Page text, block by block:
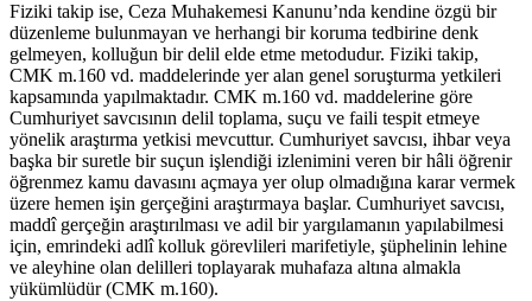
Fiziki takip ise, Ceza Muhakemesi Kanunu’nda kendine özgü bir
düzenleme bulunmayan ve herhangi bir koruma tedbirine denk
gelmeyen, kolluğun bir delil elde etme metodudur. Fiziki takip,
CMK m.160 vd. maddelerinde yer alan genel soruşturma yetkileri
kapsamında yapılmaktadır. CMK m.160 vd. maddelerine göre
Cumhuriyet savcısının delil toplama, suçu ve faili tespit etmeye
yönelik araştırma yetkisi mevcuttur. Cumhuriyet savcısı, ihbar veya
başka bir suretle bir suçun işlendiği izlenimini veren bir hâli öğrenir
öğrenmez kamu davasını açmaya yer olup olmadığına karar vermek
üzere hemen işin gerçeğini araştırmaya başlar. Cumhuriyet savcısı,
maddî gerçeğin araştırılması ve adil bir yargılamanın yapılabilmesi
için, emrindeki adlî kolluk görevlileri marifetiyle, şüphelinin lehine
ve aleyhine olan delilleri toplayarak muhafaza altına almakla
yükümlüdür (CMK m.160).